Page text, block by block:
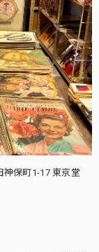
神保町1-17 東京堂